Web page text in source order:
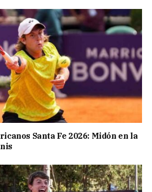
Santa Fe 2026: Midón en la